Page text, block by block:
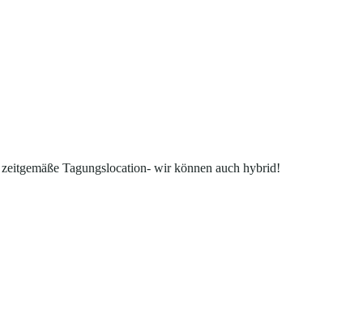
Tagungslocation- wir können auch hybrid!